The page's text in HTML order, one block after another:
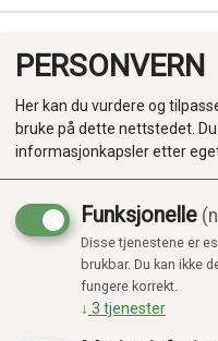
Produkter
Kategorier
PERSONVERN
Her kan du vurdere og
bruke på dette nettstedet.
informasjonkapsler etter
Funksjonelle
Disse tjenestene er
brukbar. Du kan ikke
fungere korrekt.
↓ 3 tjenester